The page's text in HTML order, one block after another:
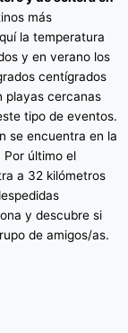
más
la temperatura
y en verano los
centígrados
playas cercanas
tipo de eventos.
se encuentra en la
último el
a 32 kilómetros
y descubre si
de amigos/as.